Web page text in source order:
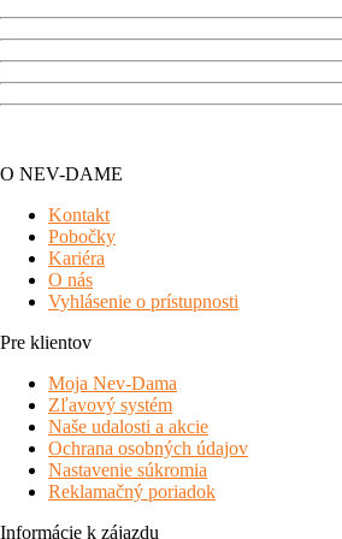
O NEV-DAME
Kontakt
Pobočky
Kariéra
O nás
Vyhlásenie o prístupnosti
Pre klientov
Moja Nev-Dama
Zľavový systém
Naše udalosti a akcie
Ochrana osobných údajov
Nastavenie súkromia
Reklamačný poriadok
Informácie k zájazdu